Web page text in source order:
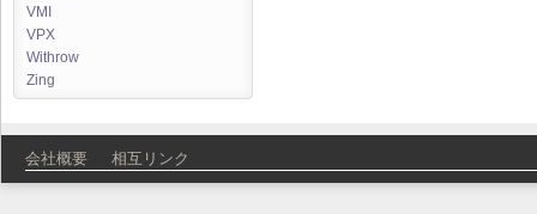
VMI
VPX
Withrow
Zing
会社概要 相互リンク